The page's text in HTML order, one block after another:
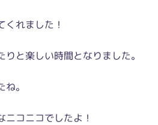
れました！
と楽しい時間となりました。
。
コニコでしたよ！